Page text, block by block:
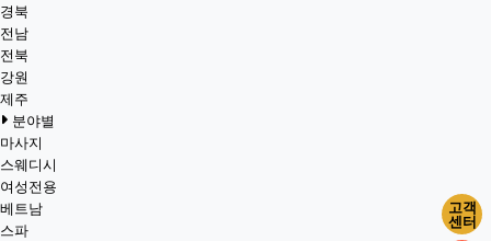
경북
전남
전북
강원
제주
분야별
마사지
스웨디시
여성전용
베트남
스파
고객
센터